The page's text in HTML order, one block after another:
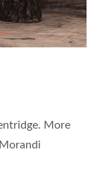
More